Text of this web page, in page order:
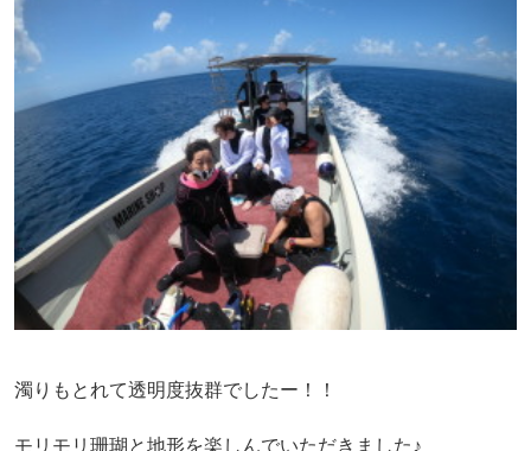
濁りもとれて透明度抜群でしたー！！
モリモリ珊瑚と地形を楽しんでいただきました♪